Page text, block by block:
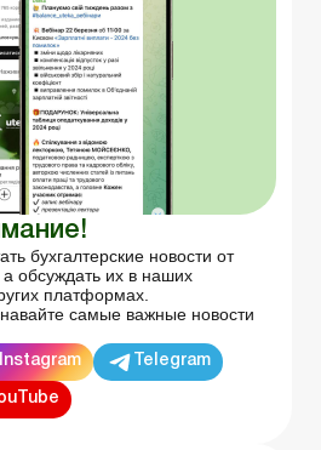
бухгалтерские новости от
обсуждать их в наших
платформах.
самые важные новости
Instagram Telegram